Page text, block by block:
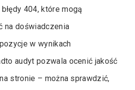
404, które mogą
na doświadczenia
w wynikach
audyt pozwala ocenić jakość
stronie – można sprawdzić,